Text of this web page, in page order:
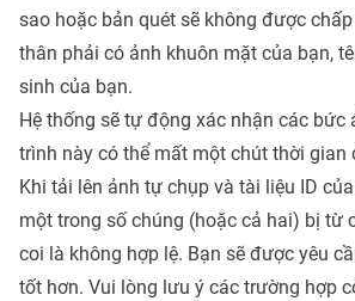
sao hoặc bản quét sẽ không được
thân phải có ảnh khuôn mặt của bạn,
sinh của bạn.
Hệ thống sẽ tự động xác nhận các bức
trình này có thể mất một chút thời gian
Khi tải lên ảnh tự chụp và tài liệu ID
một trong số chúng (hoặc cả hai) bị từ
coi là không hợp lệ. Bạn sẽ được yêu
tốt hơn. Vui lòng lưu ý các trường hợp